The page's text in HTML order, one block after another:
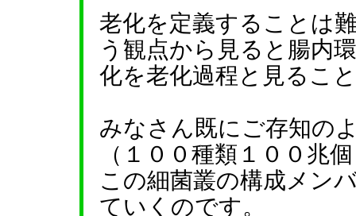
老化を定義することは
う観点から見ると腸内
化を老化過程と見るこ
みなさん既にご存知の
（１００種類１００兆
この細菌叢の構成メン
ていくのです。